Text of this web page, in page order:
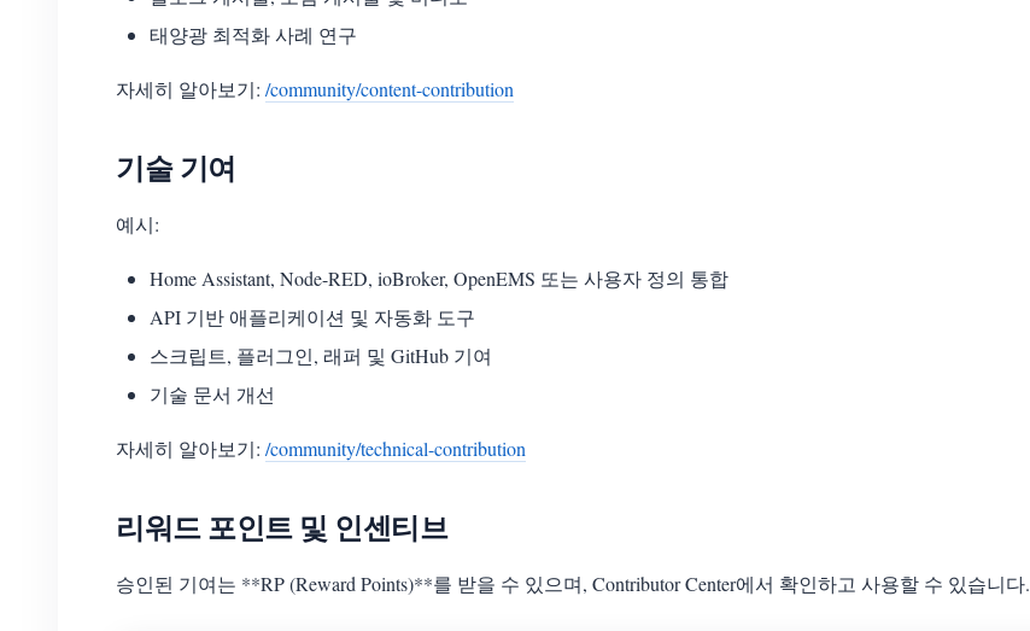
태양광 최적화 사례 연구
자세히 알아보기: /community/content-contribution
기술 기여
예시:
Home Assistant, Node-RED, ioBroker, OpenEMS 또는 사용자 정의 통합
API 기반 애플리케이션 및 자동화 도구
스크립트, 플러그인, 래퍼 및 GitHub 기여
기술 문서 개선
자세히 알아보기: /community/technical-contribution
리워드 포인트 및 인센티브
승인된 기여는 **RP (Reward Points)**를 받을 수 있으며, Contributor Center에서 확인하고 사용할 수 있습니다.